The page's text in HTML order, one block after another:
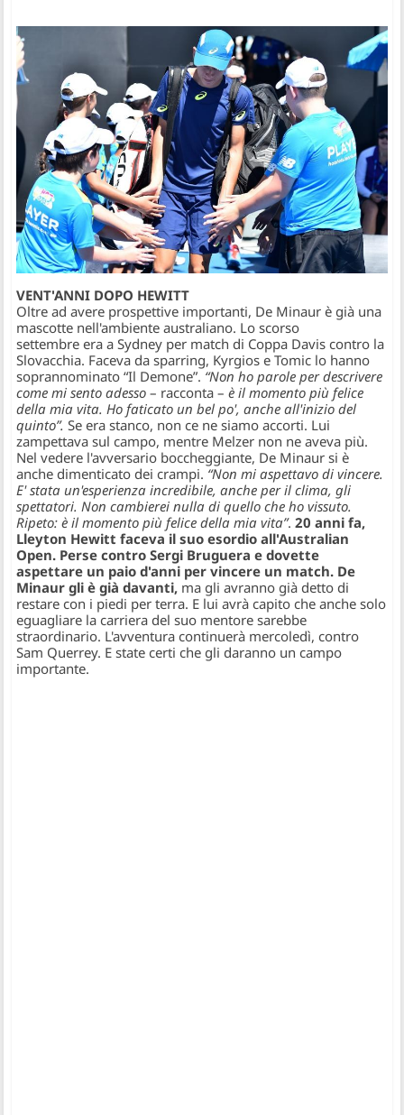
VENT'ANNI DOPO HEWITT
Oltre ad avere prospettive importanti, De Minaur è già una
mascotte nell'ambiente australiano. Lo scorso
settembre era a Sydney per match di Coppa Davis contro la
Slovacchia. Faceva da sparring, Kyrgios e Tomic lo hanno
soprannominato “Il Demone”. “Non ho parole per descrivere
come mi sento adesso – racconta –è il momento più felice
della mia vita. Ho faticato un bel po', anche all'inizio del
quinto”.Se era stanco, non ce ne siamo accorti. Lui
zampettava sul campo, mentre Melzer non ne aveva più.
Nel vedere l'avversario boccheggiante, De Minaur si è
anche dimenticato dei crampi. “Non mi aspettavo di vincere.
E' stata un'esperienza incredibile, anche per il clima, gli
spettatori. Non cambierei nulla di quello che ho vissuto.
Ripeto: è il momento più felice della mia vita”.20 anni fa,
Lleyton Hewitt faceva il suo esordio all'Australian
Open. Perse contro Sergi Bruguera e dovette
aspettare un paio d'anni per vincere un match. De
Minaur gli è già davanti, ma gli avranno già detto di
restare con i piedi per terra. E lui avrà capito che anche solo
eguagliare la carriera del suo mentore sarebbe
straordinario. L'avventura continuerà mercoledì, contro
Sam Querrey. E state certi che gli daranno un campo
importante.